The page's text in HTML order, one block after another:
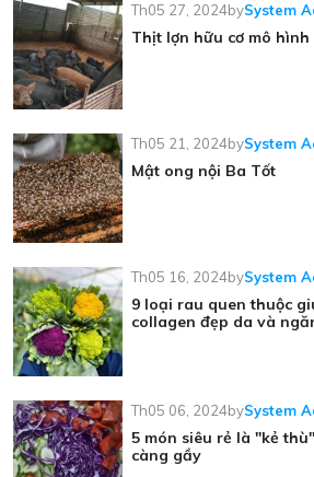
Th05 27, 2024bySystem
Thịt lợn hữu cơ mô
Th05 21, 2024bySystem
Mật ong nội Ba Tốt
Th05 16, 2024bySystem
9 loại rau quen thuộc
collagen đẹp da và
Th05 06, 2024bySystem
5 món siêu rẻ là "kẻ
càng gầy